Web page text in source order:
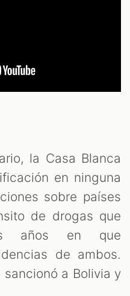
la Casa Blanca
en ninguna
sobre países
de drogas que
años en que
de ambos.
a Bolivia y